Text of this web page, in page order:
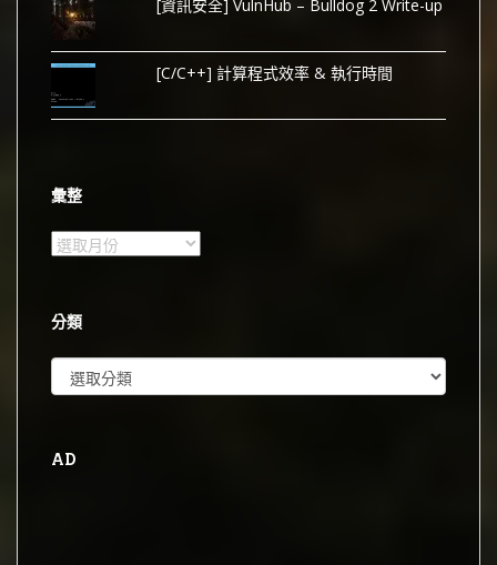
[資訊安全] VulnHub – Bulldog 2 Write-up
[C/C++] 計算程式效率 & 執行時間
彙整
彙
分類
類
AD